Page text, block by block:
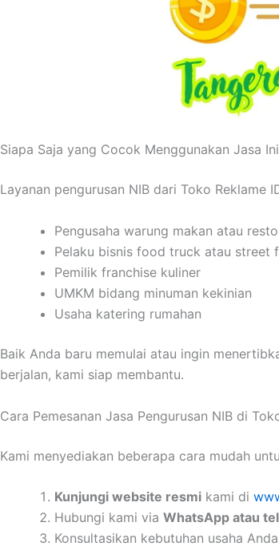
Siapa Saja yang Cocok Menggunakan Jasa
Layanan pengurusan NIB dari Toko Reklame
Pengusaha warung makan atau
Pelaku bisnis food truck atau street
Pemilik franchise kuliner
UMKM bidang minuman kekinian
Usaha katering rumahan
Baik Anda baru memulai atau ingin
berjalan, kami siap membantu.
Cara Pemesanan Jasa Pengurusan NIB di
Kami menyediakan beberapa cara mudah
Kunjungi website resmi kami di
Hubungi kami via WhatsApp atau
Konsultasikan kebutuhan usaha